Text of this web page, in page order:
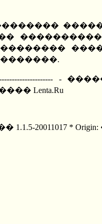
Lenta.Ru
20011017 *